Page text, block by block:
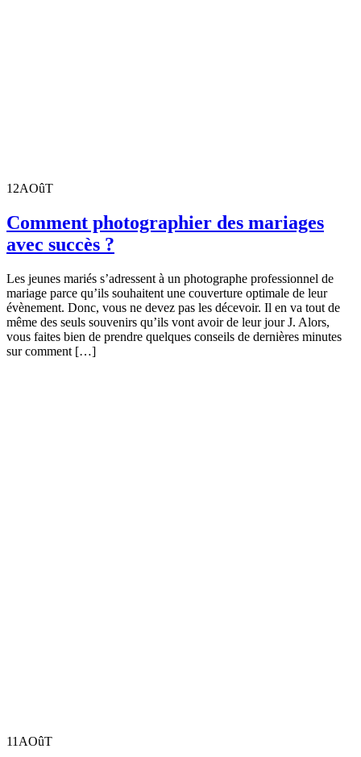
12AOûT
Comment photographier des mariages
avec succès ?
Les jeunes mariés s’adressent à un photographe professionnel de
mariage parce qu’ils souhaitent une couverture optimale de leur
évènement. Donc, vous ne devez pas les décevoir. Il en va tout de
même des seuls souvenirs qu’ils vont avoir de leur jour J. Alors,
vous faites bien de prendre quelques conseils de dernières minutes
sur comment […]
11 AOûT